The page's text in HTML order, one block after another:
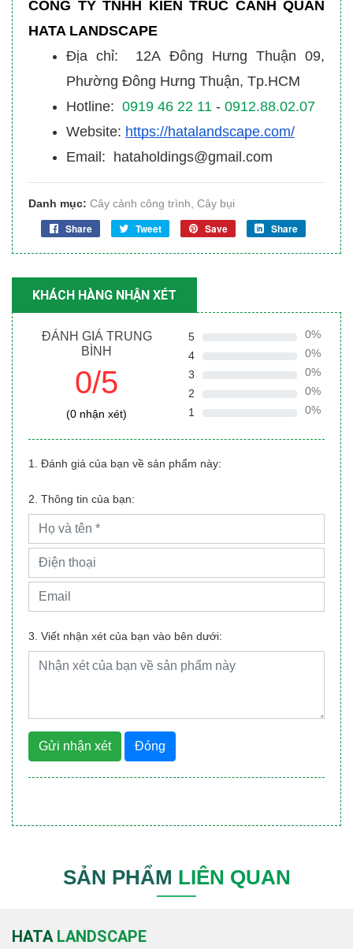
CÔNG TY TNHH KIẾN TRÚC CẢNH QUAN
HATA LANDSCAPE
Địa chỉ: 12A Đông Hưng Thuận 09,
Phường Đông Hưng Thuận, Tp.HCM
Hotline: 0919 46 22 11 - 0912.88.02.07
Website: https://hatalandscape.com/
Email: hataholdings@gmail.com
Danh mục: Cây cảnh công trình, Cây bụi
Share Tweet Save Share
KHÁCH HÀNG NHẬN XÉT
ĐÁNH GIÁ TRUNG
BÌNH
0/5
(0 nhận xét)
5
0%
4
0%
3
0%
2
0%
1
0%
1. Đánh giá của bạn về sản phẩm này:
2. Thông tin của bạn:
3. Viết nhận xét của bạn vào bên dưới:
Gửi nhận xét Đóng
SẢN PHẨM LIÊN QUAN
HATA LANDSCAPE